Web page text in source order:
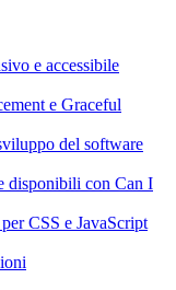
e accessibile
e Graceful
del software
disponibili con Can I
CSS e JavaScript